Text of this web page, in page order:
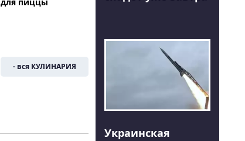
- вся КУЛИНАРИЯ
Украинская